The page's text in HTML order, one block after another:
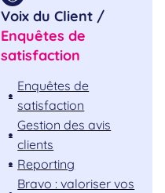
Voix du Client /
Enquêtes de
satisfaction
Enquêtes de
satisfaction
Gestion des avis
clients
Reporting
Bravo : valoriser vos